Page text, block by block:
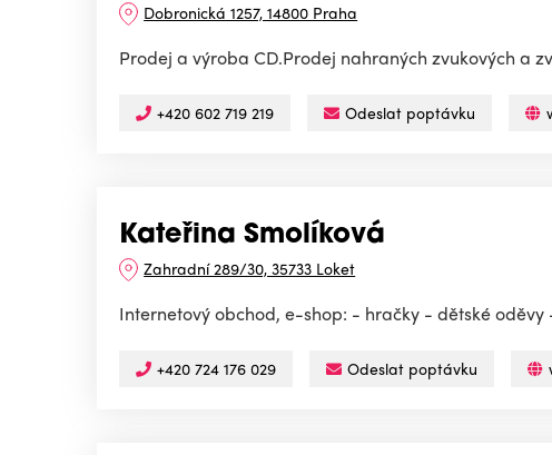
Dobronická 1257, 14800 Praha
Prodej a výroba CD.Prodej nahraných zvukových a
+420 602 719 219 Odeslat poptávku
Kateřina Smolíková
Zahradní 289/30, 35733 Loket
Internetový obchod, e-shop: - hračky - dětské
+420 724 176 029 Odeslat poptávku